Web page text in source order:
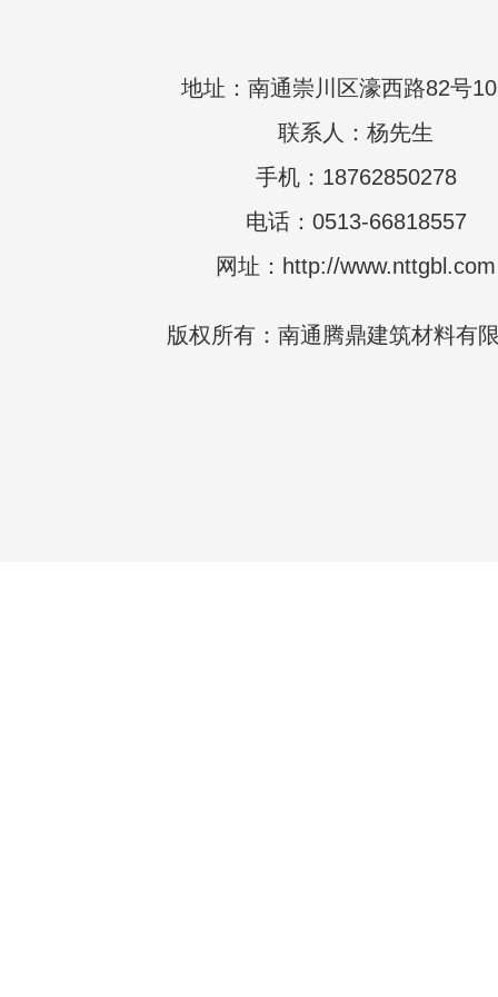
地址：南通崇川区濠西路82号
联系人：杨先生
手机：18762850278
电话：0513-66818557
网址：http://www.nttgbl.com
版权所有：南通腾鼎建筑材料有